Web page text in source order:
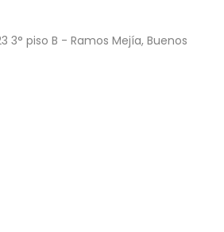
3° piso B - Ramos Mejía, Buenos